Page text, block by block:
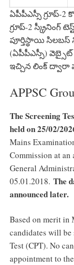
ఏపీపీఎస్సీ గ్రూప్-2
గ్రూప్-2
పూర్తిస్థాయి సిలబస్
(ఏపీపీఎస్సీ) వెబ్సైట్
ఇచ్చిన లింక్ ద్వారా
APPSC
The Screening
held on 25/02/
Mains
Commission at an
General
05.01.2018. The
announced later.
Based on merit in
candidates will
Test (CPT). No
appointment to